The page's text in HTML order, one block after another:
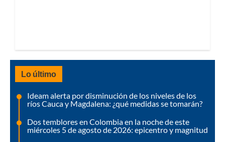
Lo último
Ideam alerta por disminución de los niveles de los
ríos Cauca y Magdalena: ¿qué medidas se tomarán?
Dos temblores en Colombia en la noche de este
miércoles 5 de agosto de 2026: epicentro y magnitud